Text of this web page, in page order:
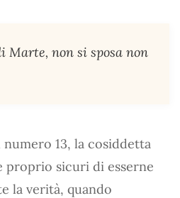
Marte, non si sposa non
13, la cosiddetta
proprio sicuri di esserne
la verità, quando